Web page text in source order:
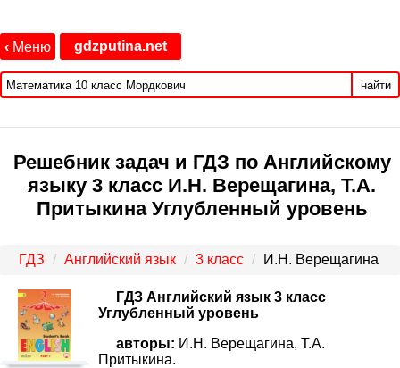
‹ Меню gdzputina.net
найти
Решебник задач и ГДЗ по Английскому
языку 3 класс И.Н. Верещагина, Т.А.
Притыкина Углубленный уровень
ГДЗ Английский язык 3 класс И.Н. Верещагина
ГДЗ Английский язык 3 класс
Углубленный уровень
авторы: И.Н. Верещагина, Т.А.
Притыкина.